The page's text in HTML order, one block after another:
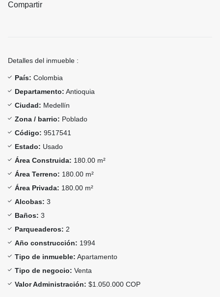
Compartir
Detalles del inmueble :
País: Colombia
Departamento: Antioquia
Ciudad: Medellín
Zona / barrio: Poblado
Código: 9517541
Estado: Usado
Área Construida: 180.00 m²
Área Terreno: 180.00 m²
Área Privada: 180.00 m²
Alcobas: 3
Baños: 3
Parqueaderos: 2
Año construcción: 1994
Tipo de inmueble: Apartamento
Tipo de negocio: Venta
Valor Administración: $1.050.000 COP